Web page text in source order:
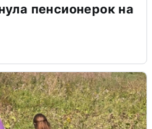
пенсионерок на